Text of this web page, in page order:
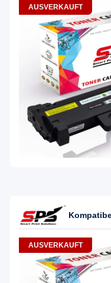
AUSVERKAUFT
AUSVERKAUFT